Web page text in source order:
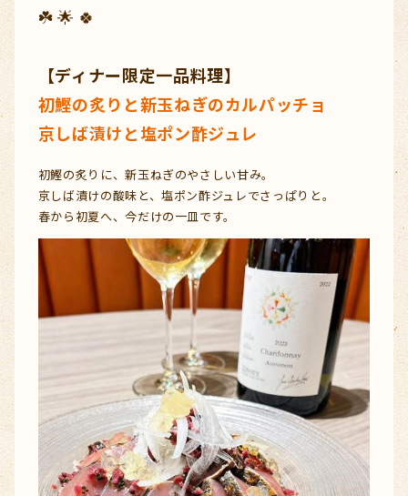
☘️ 🌟 🍀
【ディナー限定一品料理】
初鰹の炙りと新玉ねぎのカルパッチョ
京しば漬けと塩ポン酢ジュレ
初鰹の炙りに、新玉ねぎのやさしい甘み。
京しば漬けの酸味と、塩ポン酢ジュレでさっぱりと。
春から初夏へ、今だけの一皿です。